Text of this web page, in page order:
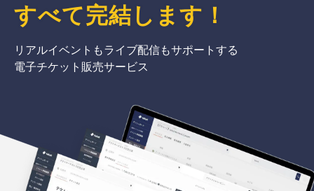
すべて完結 します ！
リアルイベントもライブ配信もサポートする
電子チケット販売サービス